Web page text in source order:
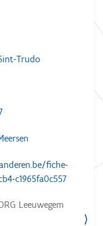
Trudo
fiche-
c1965fa0c557
Leeuwegem